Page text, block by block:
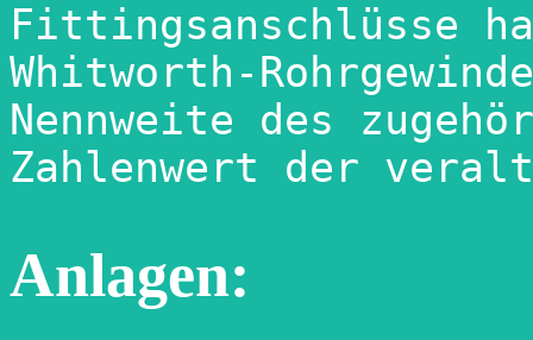
Fittingsanschlüsse
Whitworth-
Nennweite des
Anlagen: